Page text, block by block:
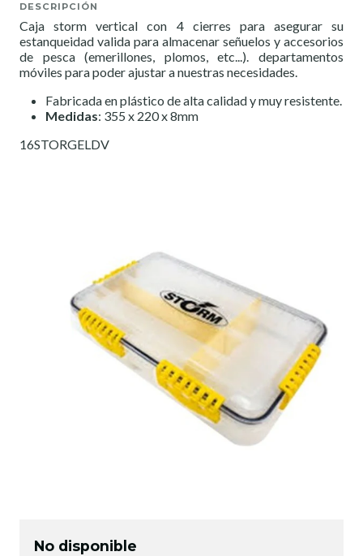
DESCRIPCIÓN
Caja storm vertical con 4 cierres para asegurar su
estanqueidad valida para almacenar señuelos y accesorios
de pesca (emerillones, plomos, etc...). departamentos
móviles para poder ajustar a nuestras necesidades.
Fabricada en plástico de alta calidad y muy resistente.
Medidas: 355 x 220 x 8mm
16STORGELDV
No disponible